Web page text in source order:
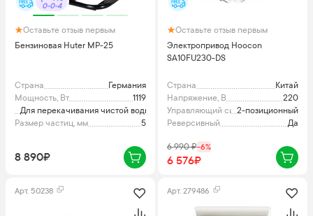
0-0-4
Оставьте отзыв первым
Бензиновая Huter MP-25
Страна
Германия
Мощность, Вт
1119
Назначение
Для перекачивания чистой воды
Размер частиц, мм
5
8 890₽
Оставьте отзыв первым
Электропривод Hoocon
SA10FU230-DS
Страна
Китай
Напряжение, В
220
Управляющий сигнал2-позиционный
Реверсивный
Да
6 990₽-6%
6 576₽
Арт. 50238 Арт. 279486